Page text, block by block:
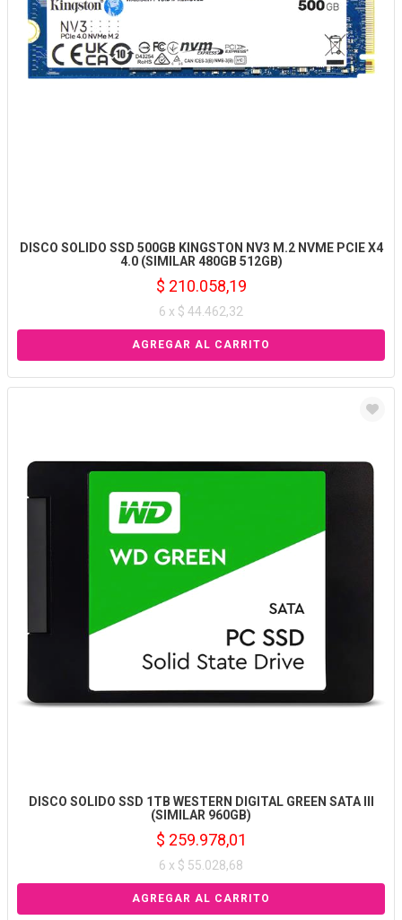
DISCO SOLIDO SSD 500GB KINGSTON NV3 M.2 NVME PCIE X4
4.0 (SIMILAR 480GB 512GB)
$ 210.058,19
6 x $ 44.462,32
DISCO SOLIDO SSD 1TB WESTERN DIGITAL GREEN SATA III
(SIMILAR 960GB)
$ 259.978,01
6 x $ 55.028,68